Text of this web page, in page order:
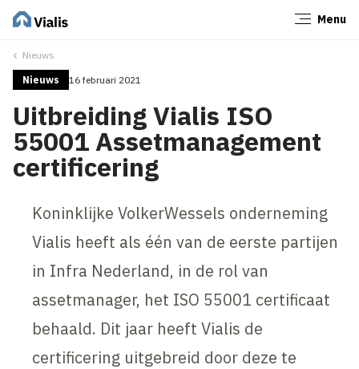
Menu
Nieuws
Nieuws 16 februari 2021
Uitbreiding Vialis ISO
55001 Assetmanagement
certificering
Koninklijke VolkerWessels onderneming
Vialis heeft als één van de eerste partijen
in Infra Nederland, in de rol van
assetmanager, het ISO 55001 certificaat
behaald. Dit jaar heeft Vialis de
certificering uitgebreid door deze te
Sluiten